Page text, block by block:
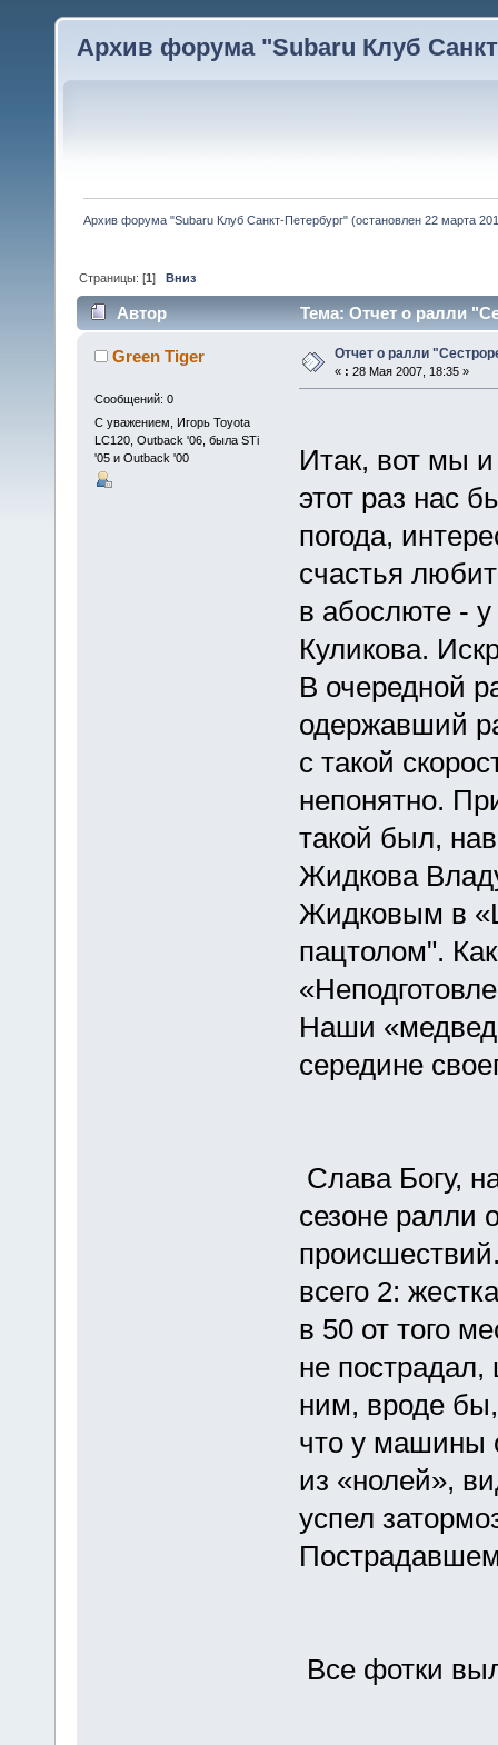
Архив форума "Subaru Клуб
Архив форума "Subaru Клуб Санкт-Петербург" (остановлен 22 марта
Страницы: [1]Вниз
Автор Тема: Отчет о ралли
Green Tiger
Сообщений: 0
С уважением, Игорь Toyota
LC120, Outback '06, была STi
'05 и Outback '00
Отчет о ралли
« : 28 Мая 2007, 18:35 »
Итак, вот мы
этот раз нас
погода,
счастья
в абослюте -
Куликова.
В очередной
одержавший
с такой
непонятно.
такой был,
Жидкова
Жидковым в
пацтолом".
Наши
середине
Слава Богу,
сезоне ралли
всего 2:
в 50 от того
не пострадал,
ним, вроде
что у машины
из «нолей»,
успел
Все фотки